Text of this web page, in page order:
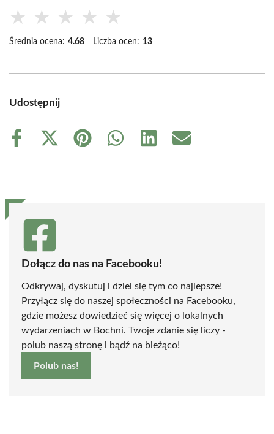
★ ★ ★ ★ ★
Średnia ocena: 4.68 Liczba ocen: 13
Udostępnij
Share
Share
(Twitter)
Share
Share
Share
Share
Dołącz do nas na Facebooku!
Odkrywaj, dyskutuj i dziel się tym co najlepsze!
Przyłącz się do naszej społeczności na Facebooku,
gdzie możesz dowiedzieć się więcej o lokalnych
wydarzeniach w Bochni. Twoje zdanie się liczy -
polub naszą stronę i bądź na bieżąco!
Polub nas!